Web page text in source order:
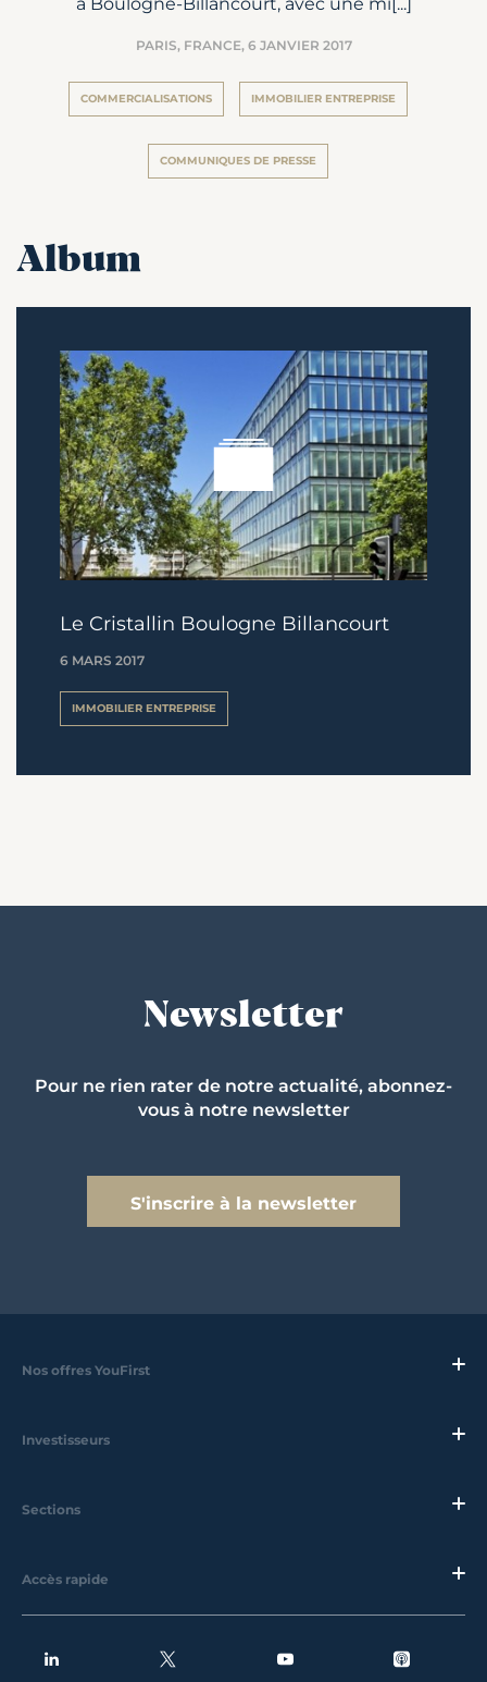
PARIS, FRANCE, 6 JANVIER 2017
COMMERCIALISATIONS IMMOBILIER ENTREPRISE
COMMUNIQUES DE PRESSE
Album
Le Cristallin Boulogne Billancourt
6 MARS 2017
IMMOBILIER ENTREPRISE
Newsletter
Pour ne rien rater de notre actualité, abonnez-
vous à notre newsletter
S'inscrire à la newsletter
Nos offres YouFirst
Investisseurs
Sections
Accès rapide